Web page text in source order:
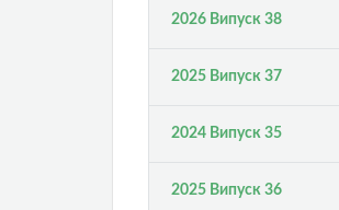
2026 Випуск 38
2025 Випуск 37
2024 Випуск 35
2025 Випуск 36